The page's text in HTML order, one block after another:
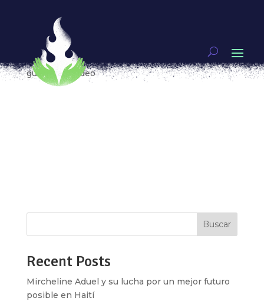
Damnificados unidos de la Ciudad de México y la
lucha por el derecho a la vivienda digna
porEve Alcalá González
Mujeres
guerreras , Video
Buscar
Recent Posts
Mircheline Aduel y su lucha por un mejor futuro
posible en Haití